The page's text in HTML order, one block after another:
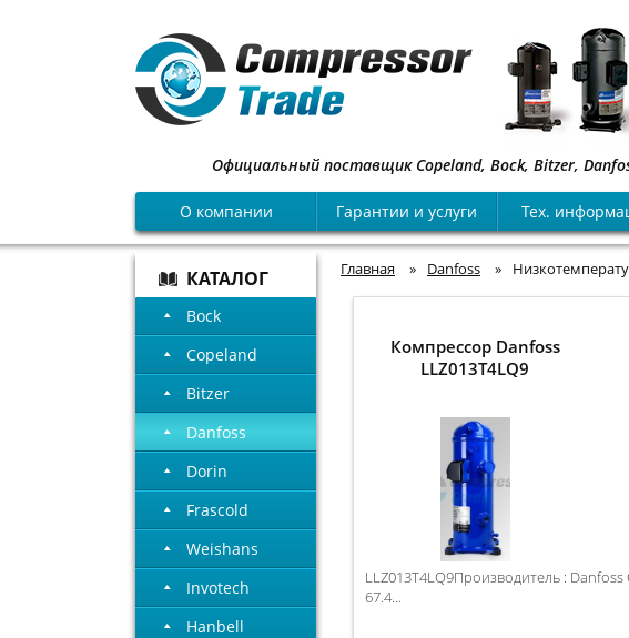
Официальный поставщик Copeland, Bock, Bitzer,
О компании Гарантии и услуги Тех.
Главная » Danfoss »
Компрессор Danfoss
LLZ013T4LQ9
LLZ013T4LQ9Производитель :
67.4...
КАТАЛОГ
Bock
Copeland
Bitzer
Danfoss
Dorin
Frascold
Weishans
Invotech
Hanbell